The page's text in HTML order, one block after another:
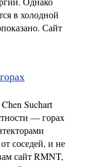
в холодной
Сайт
Suchart
— горах
соседей, и не
сайт RMNT,